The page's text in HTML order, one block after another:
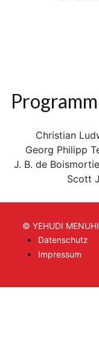
Programm
Christian
Georg Philipp
J. B. de
Scott
© YEHUDI
Datenschutz
Impressum